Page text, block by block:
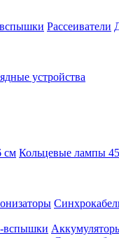
Рассеиватели
устройства
см Кольцевые лампы